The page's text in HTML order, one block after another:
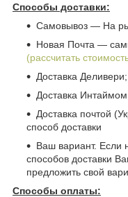
Способы доставки:
Самовывоз ― На
Новая Почта ―
(рассчитать
Доставка Деливери;
Доставка
Доставка почтой
способ доставки
Ваш вариант. Если
способов доставки
предложить свой
Способы оплаты: